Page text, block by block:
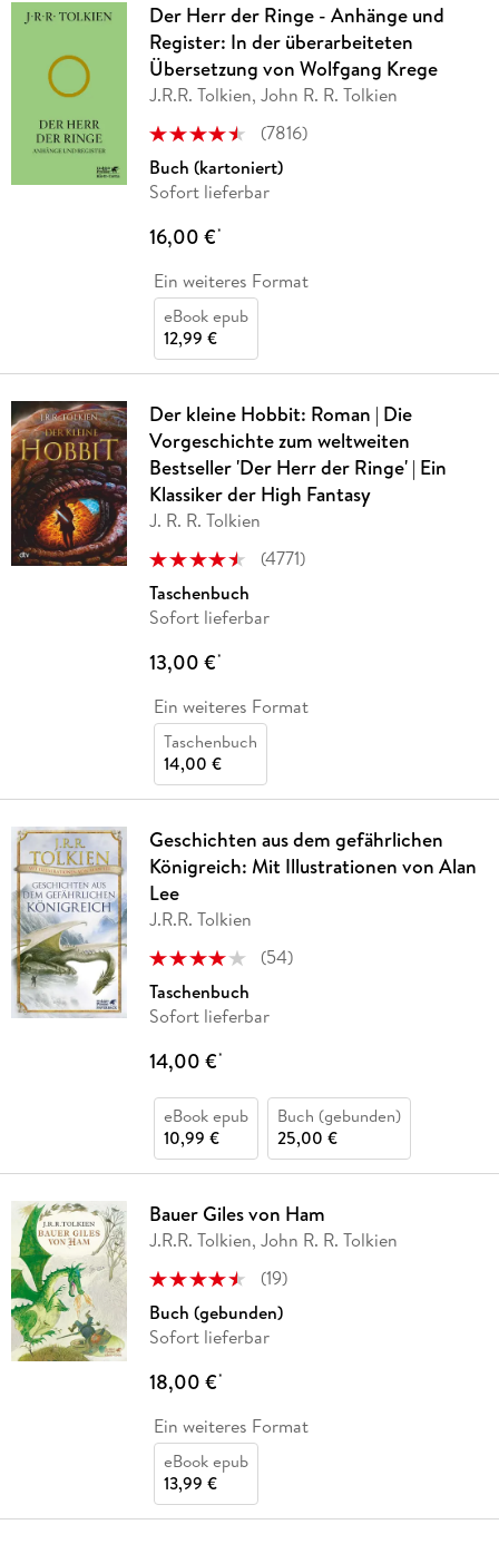
Der Herr der Ringe - Anhänge und
Register: In der überarbeiteten
Übersetzung von Wolfgang Krege
J.R.R. Tolkien, John R. R. Tolkien
(7816)
Buch (kartoniert)
Sofort lieferbar
16,00 €*
Ein weiteres Format
eBook epub
12,99 €
Der kleine Hobbit: Roman | Die
Vorgeschichte zum weltweiten
Bestseller 'Der Herr der Ringe' | Ein
Klassiker der High Fantasy
J. R. R. Tolkien
(4771)
Taschenbuch
Sofort lieferbar
13,00 €*
Ein weiteres Format
Taschenbuch
14,00 €
Geschichten aus dem gefährlichen
Königreich: Mit Illustrationen von Alan
Lee
J.R.R. Tolkien
(54)
Taschenbuch
Sofort lieferbar
14,00 €*
eBook epub
10,99 €
Buch (gebunden)
25,00 €
Bauer Giles von Ham
J.R.R. Tolkien, John R. R. Tolkien
(19)
Buch (gebunden)
Sofort lieferbar
18,00 €*
Ein weiteres Format
eBook epub
13,99 €